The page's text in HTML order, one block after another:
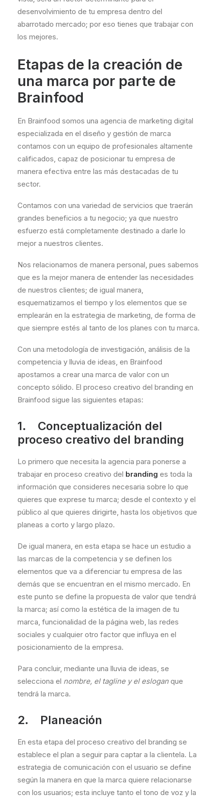
desenvolvimiento de tu empresa dentro del
abarrotado mercado; por eso tienes que trabajar con
los mejores.
Etapas de la creación de
una marca por parte de
Brainfood
En Brainfood somos una agencia de marketing digital
especializada en el diseño y gestión de marca
contamos con un equipo de profesionales altamente
calificados, capaz de posicionar tu empresa de
manera efectiva entre las más destacadas de tu
sector.
Contamos con una variedad de servicios que traerán
grandes beneficios a tu negocio; ya que nuestro
esfuerzo está completamente destinado a darle lo
mejor a nuestros clientes.
Nos relacionamos de manera personal, pues sabemos
que es la mejor manera de entender las necesidades
de nuestros clientes; de igual manera,
esquematizamos el tiempo y los elementos que se
emplearán en la estrategia de marketing, de forma de
que siempre estés al tanto de los planes con tu marca.
Con una metodología de investigación, análisis de la
competencia y lluvia de ideas, en Brainfood
apostamos a crear una marca de valor con un
concepto sólido. El proceso creativo del branding en
Brainfood sigue las siguientes etapas:
1. Conceptualización del
proceso creativo del branding
Lo primero que necesita la agencia para ponerse a
trabajar en proceso creativo del branding es toda la
información que consideres necesaria sobre lo que
quieres que exprese tu marca; desde el contexto y el
público al que quieres dirigirte, hasta los objetivos que
planeas a corto y largo plazo.
De igual manera, en esta etapa se hace un estudio a
las marcas de la competencia y se definen los
elementos que va a diferenciar tu empresa de las
demás que se encuentran en el mismo mercado. En
este punto se define la propuesta de valor que tendrá
la marca; así como la estética de la imagen de tu
marca, funcionalidad de la página web, las redes
sociales y cualquier otro factor que influya en el
posicionamiento de la empresa.
Para concluir, mediante una lluvia de ideas, se
selecciona el nombre, el tagline y el eslogan que
tendrá la marca.
2. Planeación
En esta etapa del proceso creativo del branding se
establece el plan a seguir para captar a la clientela. La
estrategia de comunicación con el usuario se define
según la manera en que la marca quiere relacionarse
con los usuarios; esta incluye tanto el tono de voz y la